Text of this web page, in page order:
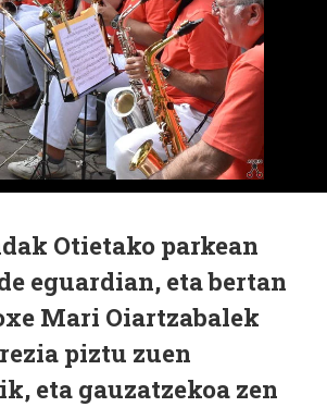
Otietako parkean
eguardian, eta bertan
Mari Oiartzabalek
piztu zuen
eta gauzatzekoa zen